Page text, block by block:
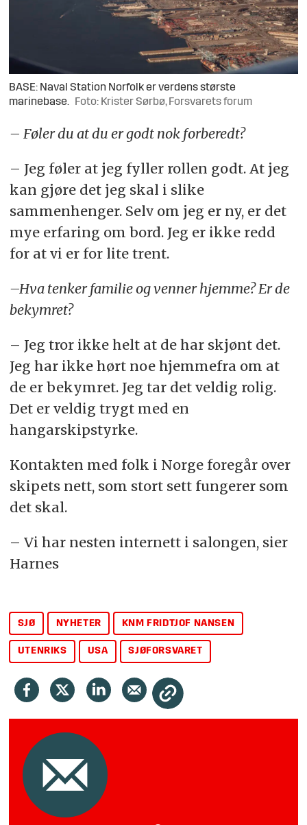
BASE: Naval Station Norfolk er verdens største
marinebase. Foto: Krister Sørbø, Forsvarets forum
– Føler du at du er godt nok forberedt?
– Jeg føler at jeg fyller rollen godt. At jeg
kan gjøre det jeg skal i slike
sammenhenger. Selv om jeg er ny, er det
mye erfaring om bord. Jeg er ikke redd
for at vi er for lite trent.
–Hva tenker familie og venner hjemme? Er de
bekymret?
– Jeg tror ikke helt at de har skjønt det.
Jeg har ikke hørt noe hjemmefra om at
de er bekymret. Jeg tar det veldig rolig.
Det er veldig trygt med en
hangarskipstyrke.
Kontakten med folk i Norge foregår over
skipets nett, som stort sett fungerer som
det skal.
– Vi har nesten internett i salongen, sier
Harnes
SJØ NYHETER KNM FRIDTJOF NANSEN
UTENRIKS USA SJØFORSVARET